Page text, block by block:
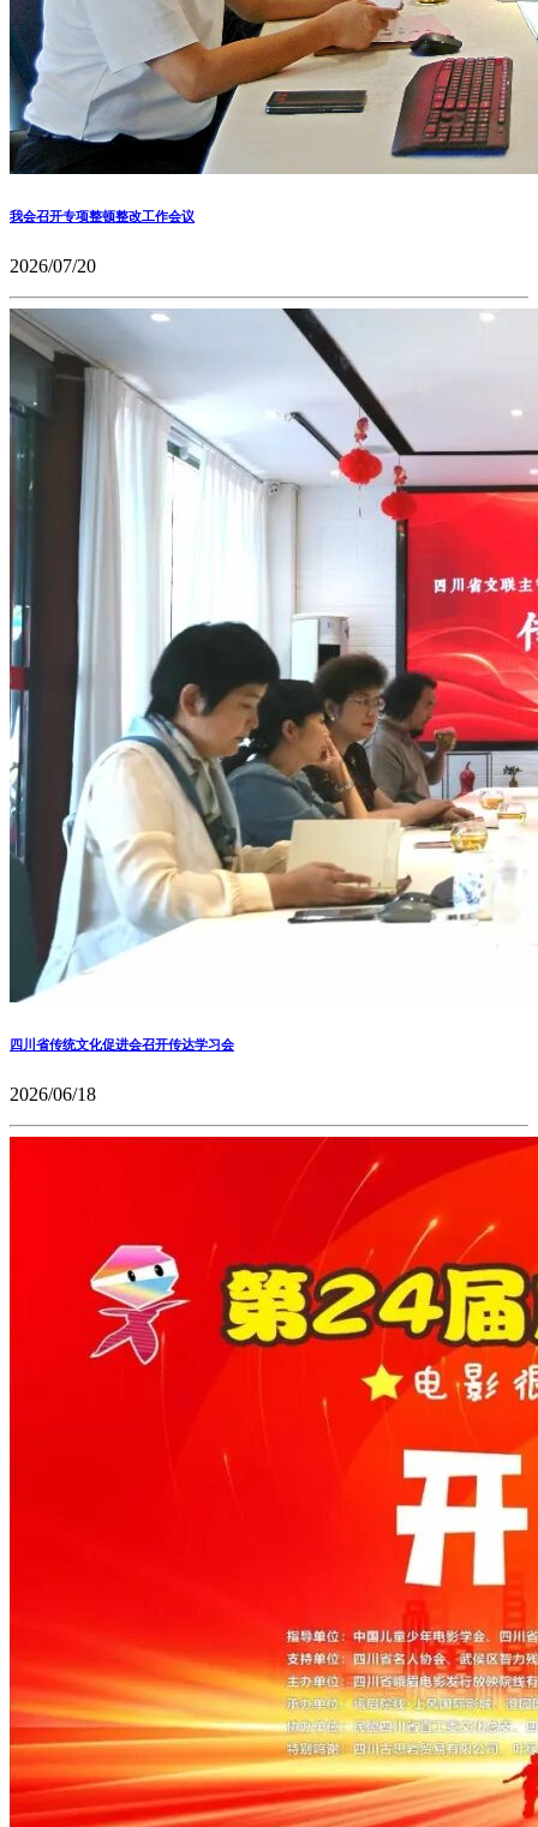
我会召开专项整顿整改工作会议
2026/07/20
四川省传统文化促进会召开传达学习会
2026/06/18